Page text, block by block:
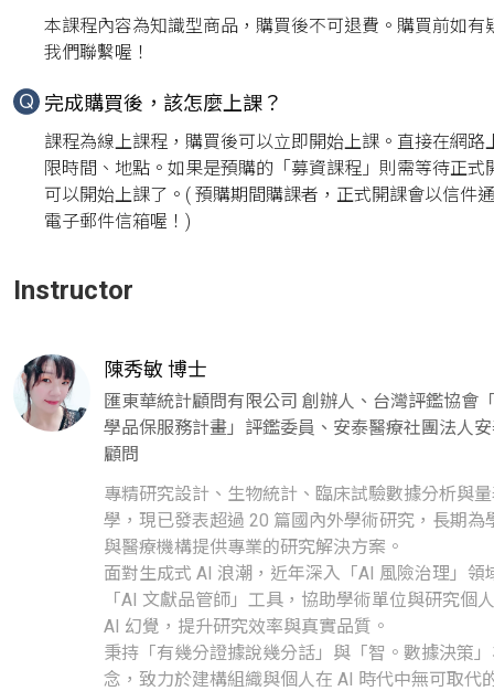
本課程內容為知識型商品，購買後不可退費。購買前如有
我們聯繫喔！
完成購買後，該怎麼上課？
課程為線上課程，購買後可以立即開始上課。直接在網路
限時間、地點。如果是預購的「募資課程」則需等待正式
可以開始上課了。( 預購期間購課者，正式開課會以信件
電子郵件信箱喔！)
Instructor
陳秀敏 博士
匯東華統計顧問有限公司 創辦人、台灣評鑑協會
學品保服務計畫」評鑑委員、安泰醫療社團法人
顧問
專精研究設計、生物統計、臨床試驗數據分析與
學，現已發表超過 20 篇國內外學術研究，長期為
與醫療機構提供專業的研究解決方案。
面對生成式 AI 浪潮，近年深入「AI 風險治理」領
「AI 文獻品管師」工具，協助學術單位與研究個
AI 幻覺，提升研究效率與真實品質。
秉持「有幾分證據說幾分話」與「智。數據決策
念，致力於建構組織與個人在 AI 時代中無可取代